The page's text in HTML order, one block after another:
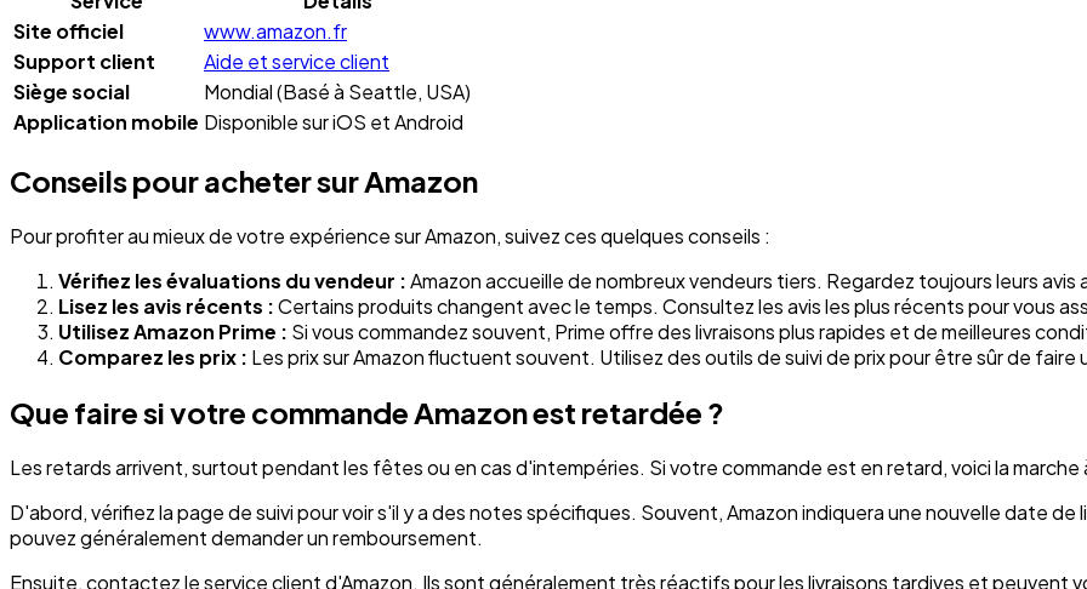
Site officiel
www.amazon.fr
Support client
Aide et service client
Siège social
Mondial (Basé à Seattle, USA)
Application mobile Disponible sur iOS et Android
Conseils pour acheter sur Amazon
Pour profiter au mieux de votre expérience sur Amazon, suivez ces quelques conseils :
Vérifiez les évaluations du vendeur :Amazon accueille de nombreux vendeurs tiers. Regardez toujours leurs
Lisez les avis récents :Certains produits changent avec le temps. Consultez les avis les plus récents pour vous
Utilisez Amazon Prime : Si vous commandez souvent, Prime offre des livraisons plus rapides et de meilleures
Comparez les prix : Les prix sur Amazon fluctuent souvent. Utilisez des outils de suivi de prix pour être sûr de faire
Que faire si votre commande Amazon est retardée ?
Les retards arrivent, surtout pendant les fêtes ou en cas d'intempéries. Si votre commande est en retard, voici la marche
D'abord, vérifiez la page de suivi pour voir s'il y a des notes spécifiques. Souvent, Amazon indiquera une nouvelle date de
pouvez généralement demander un remboursement.
Ensuite, contactez le service client d'Amazon. Ils sont généralement très réactifs pour les livraisons tardives et peuvent